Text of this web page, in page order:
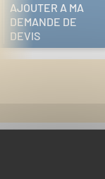
AJOUTER A MA
DEMANDE DE
DEVIS